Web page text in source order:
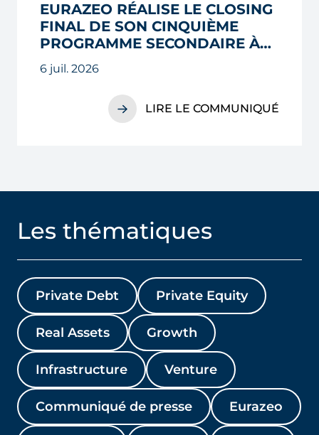
EURAZEO RÉALISE LE CLOSING
FINAL DE SON CINQUIÈME
PROGRAMME SECONDAIRE À
2,3 MILLIARDS D’EUROS, AU-
DELÀ DE SON OBJECTIF INITIAL
6 juil. 2026
LIRE LE COMMUNIQUÉ
Les thématiques
Private Debt Private Equity
Real Assets Growth
Infrastructure Venture
Communiqué de presse Eurazeo